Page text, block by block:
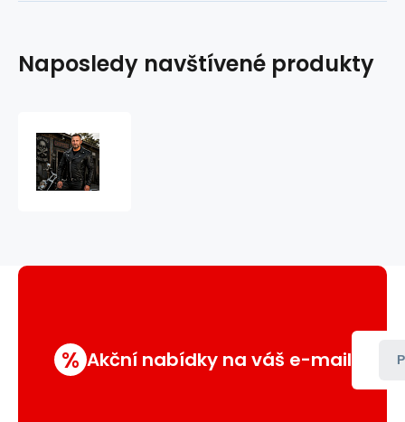
Naposledy navštívené produkty
% Akční nabídky na váš e-mail